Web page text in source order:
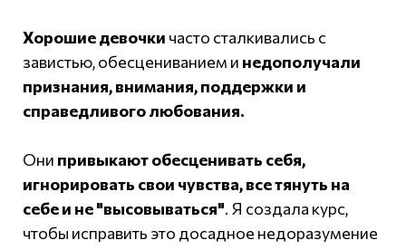
Хорошие девочки часто сталкивались с
завистью, обесцениванием и недополучали
признания, внимания, поддержки и
справедливого любования.
Они привыкают обесценивать себя,
игнорировать свои чувства, все тянуть на
себе и не "высовываться". Я создала курс,
чтобы исправить это досадное недоразумение